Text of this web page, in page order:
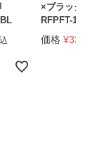
×ブラック脚
RFPFT-
価格 ¥33,440